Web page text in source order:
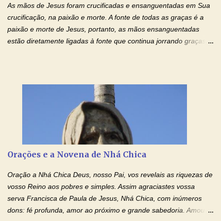
As mãos de Jesus foram crucificadas e ensanguentadas em Sua
crucificação, na paixão e morte. A fonte de todas as graças é a
paixão e morte de Jesus, portanto, as mãos ensanguentadas
estão diretamente ligadas à fonte que continua jorrando graças
ensanguentadas, chagadas e abertas, sobre mim, neste
momento. Sinto-me completamente sem forças para prosseguir,
carregando as minhas cruzes. Preciso que a força e o poder de
Tuas Mãos, que suportaram a mais profunda dor ao serem
pregadas na Cruz, reergam-me e curem-me agora. Jesus, não
peço somente por mim, mas também por todos aqueles que mais
amo. Nós precisamos desesperadamente de cura física e
espiritual, através do toque consolador de tuas Mãos
ensanguentadas e infinitamente poderosas. Eu reconheço,
apesar de toda a minha limitação e da infinidade dos meus ...
Orações e a Novena de Nhá Chica
Oração a Nhá Chica Deus, nosso Pai, vos revelais as riquezas de
vosso Reino aos pobres e simples. Assim agraciastes vossa
serva Francisca de Paula de Jesus, Nhá Chica, com inúmeros
dons: fé profunda, amor ao próximo e grande sabedoria. Amou a